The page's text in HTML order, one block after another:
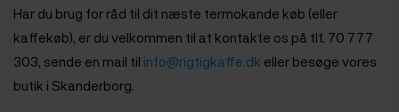
Har du brug for råd til dit næste termokande køb (eller
kaffekøb), er du velkommen til at kontakte os på tlf. 70 777
303, sende en mail til info@rigtigkaffe.dk eller besøge vores
butik i Skanderborg.